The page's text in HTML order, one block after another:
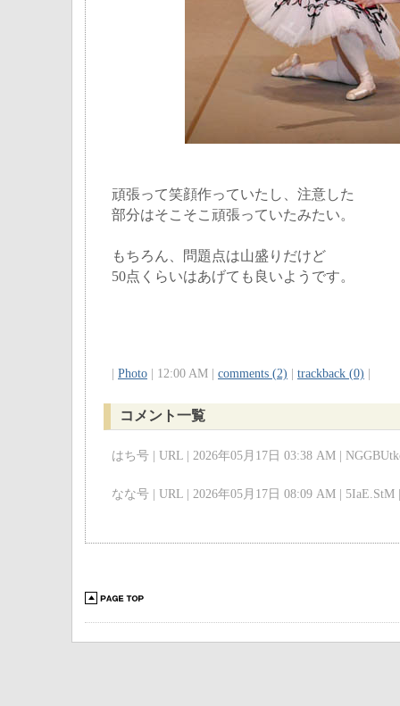
頑張って笑顔作っていたし、注意した
部分はそこそこ頑張っていたみたい。
もちろん、問題点は山盛りだけど
50点くらいはあげても良いようです。
Photo | 12:00 AM | comments (2) trackback (0)
コメント一覧
はち号 | URL | 2026年05月17日 03:38 AM |
なな号 | URL | 2026年05月17日 08:09 AM | 5IaE.StM |